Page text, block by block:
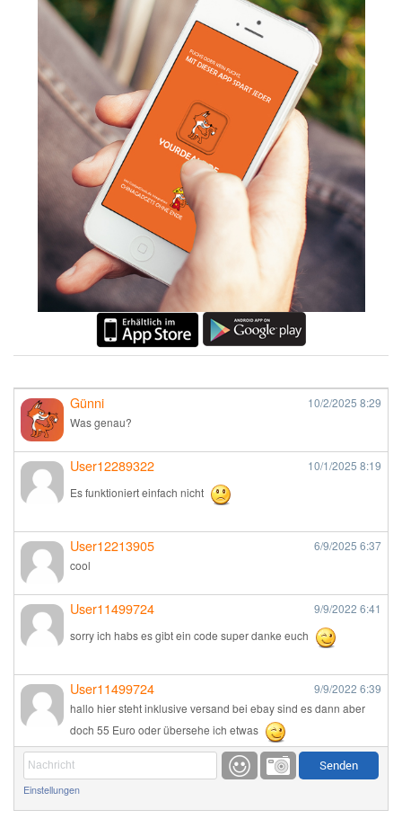
Günni 10/2/2025 8:29
Was genau?
User12289322 10/1/2025 8:19
Es funktioniert einfach nicht
User12213905 6/9/2025 6:37
cool
User11499724 9/9/2022 6:41
sorry ich habs es gibt ein code super danke euch
User11499724 9/9/2022 6:39
hallo hier steht inklusive versand bei ebay sind es dann aber
doch 55 Euro oder übersehe ich etwas
Günni 9/1/20226:17
Einstellungen